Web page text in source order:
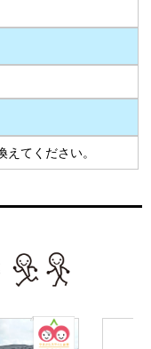
てください。